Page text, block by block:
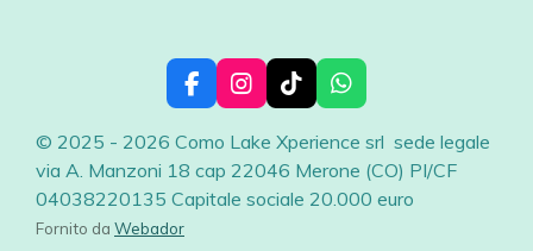
F
a
c
b
o
I
n
s
t
a
g
T
i
k
T
o
k
W
h
a
s
A
© 2025 - 2026 Como Lake Xperience srl sede legale
via A. Manzoni 18 cap 22046 Merone (CO) PI/CF
04038220135 Capitale sociale 20.000 euro
Fornito da Webador